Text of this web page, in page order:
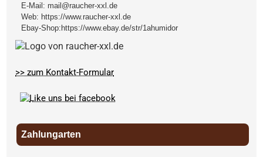
E-Mail: mail@raucher-xxl.de
Web: https://www.raucher-xxl.de
Ebay-Shop: https://www.ebay.de/str/1ahumidor
>> zum Kontakt-Formular
Zahlungarten